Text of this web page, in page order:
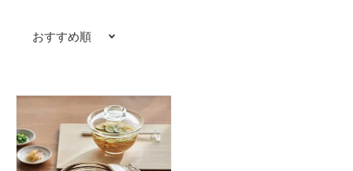
おすすめ順